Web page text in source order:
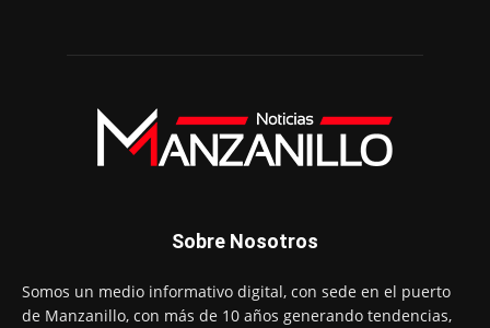
Sobre Nosotros
Somos un medio informativo digital, con sede en el puerto
de Manzanillo, con más de 10 años generando tendencias,